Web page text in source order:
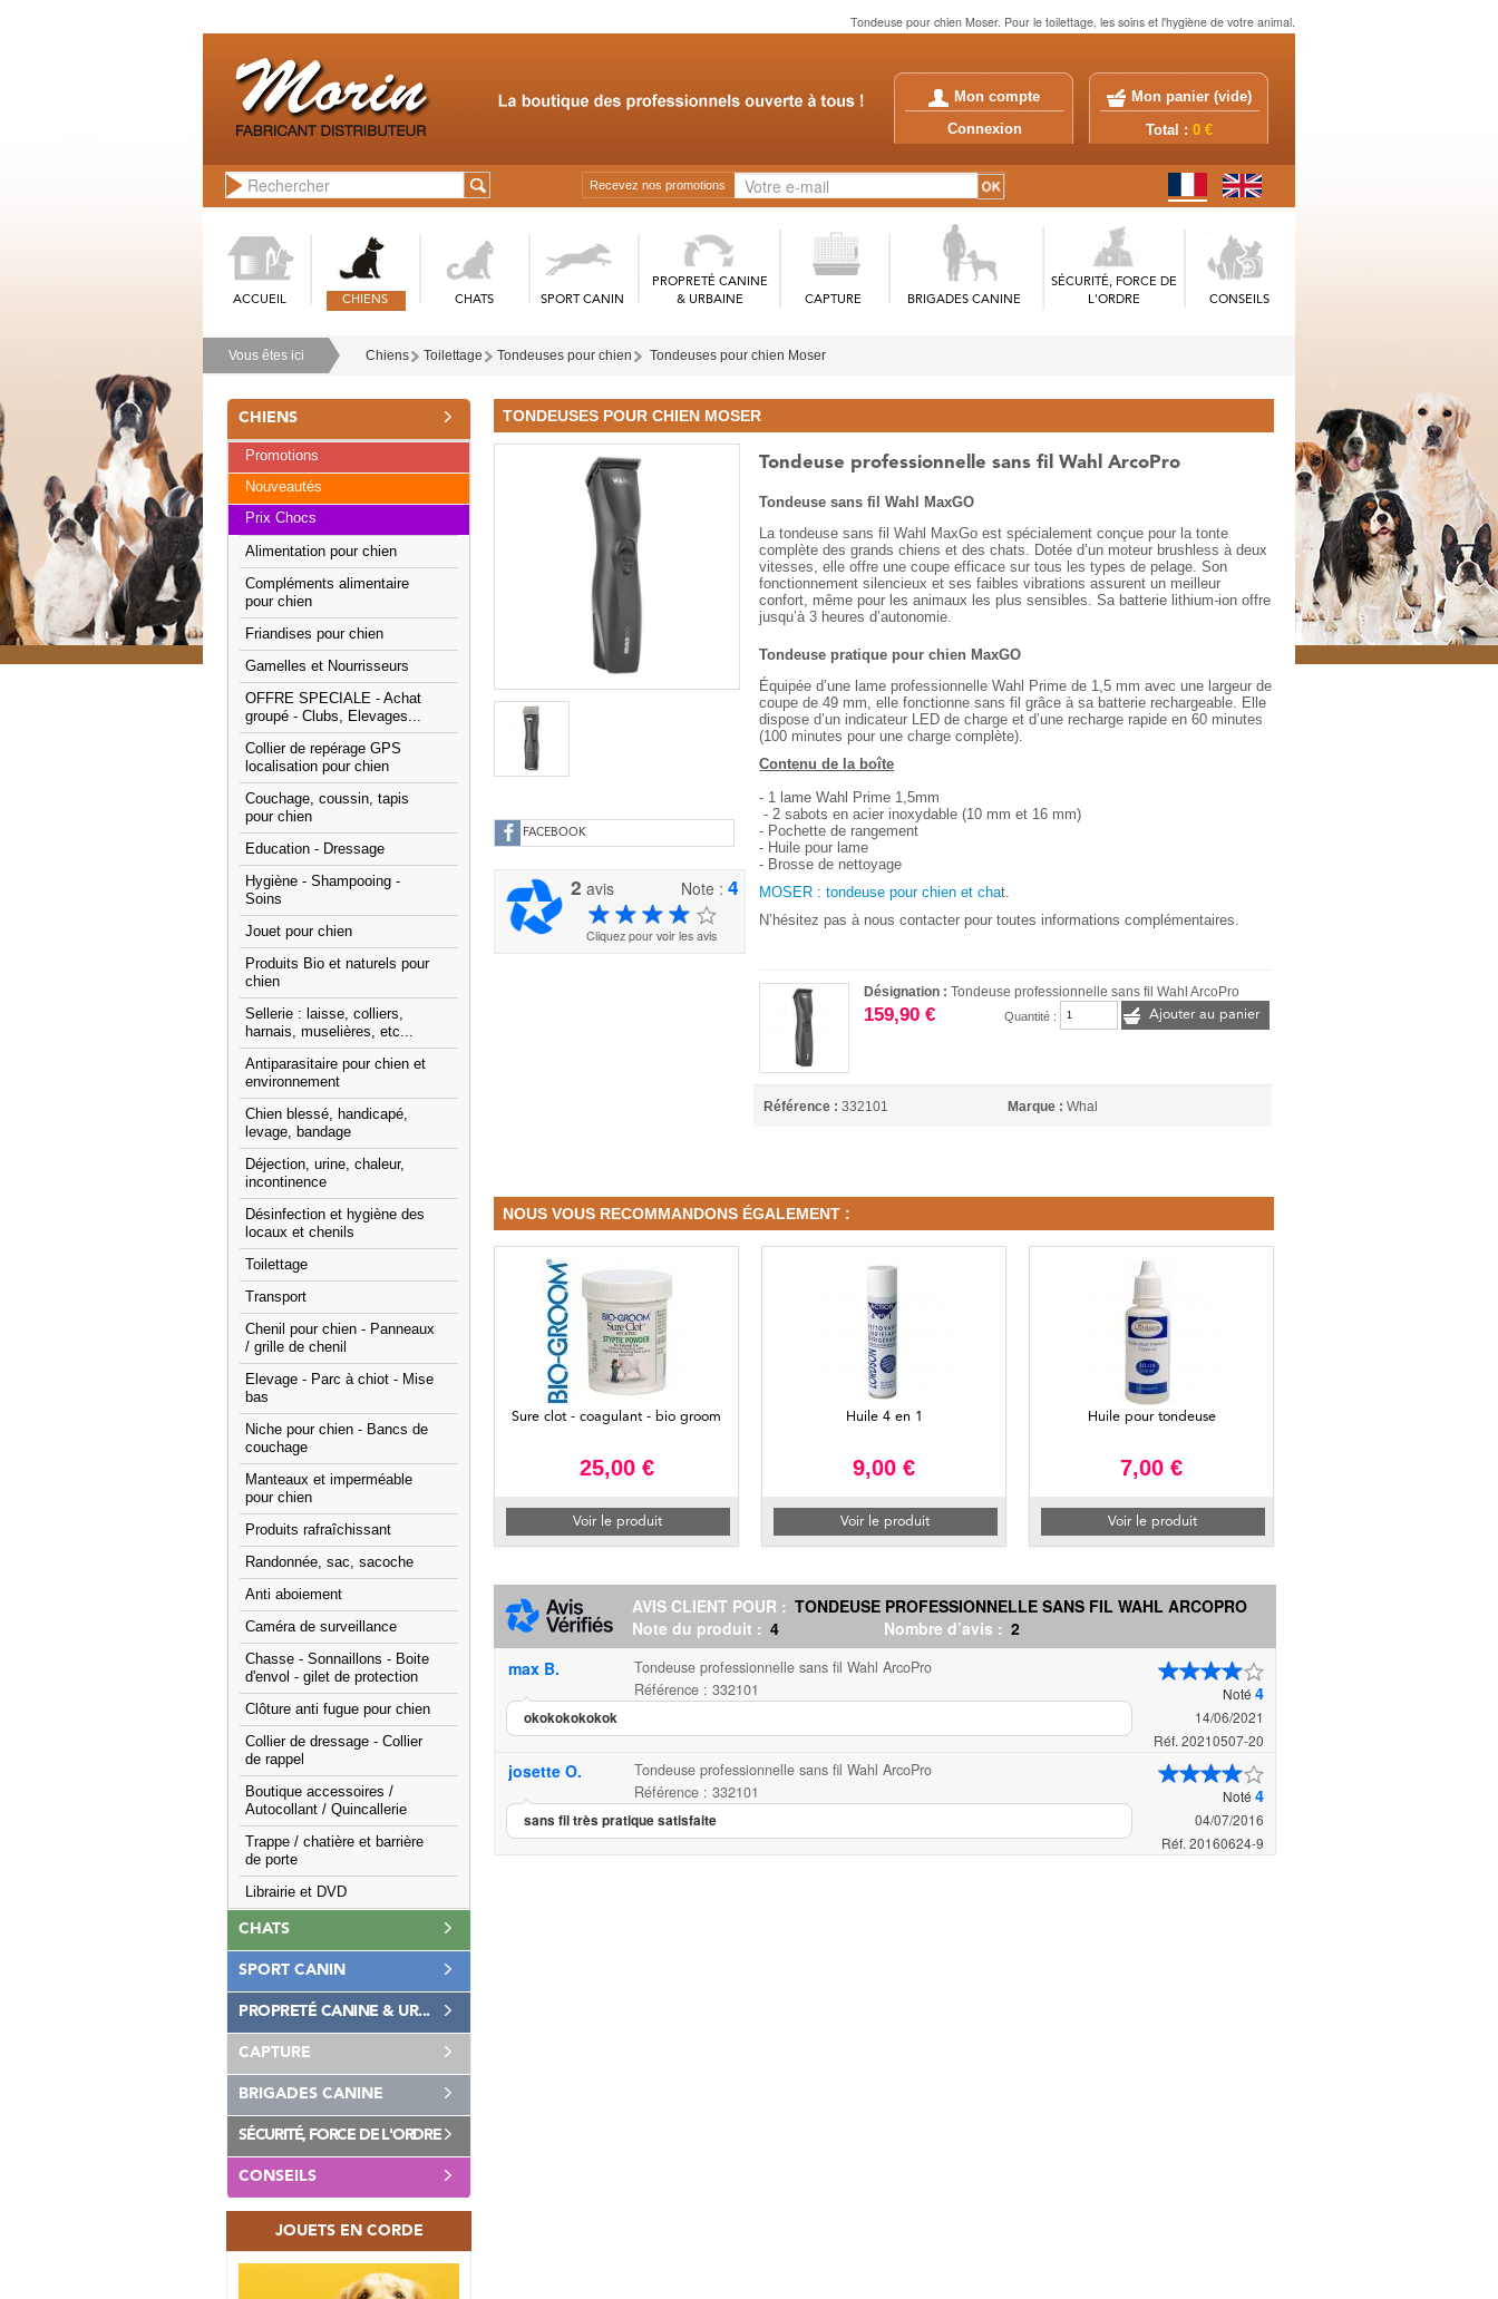
Tondeuse pour chien Moser. Pour le toilettage, les soins et l'hygiène de votre animal.
Mon compte
Connexion
Mon panier (vide)
Total : 0 €
Recevez nos promotions
ACCUEIL CHIENS CHATS SPORT CANIN
PROPRETÉ CANINE
& URBAINE
CAPTURE BRIGADES CANINE
SÉCURITÉ, FORCE DE
L'ORDRE
CONSEILS
Vous êtes ici Chiens Toilettage Tondeuses pour chien Tondeuses pour chien Moser
CHIENS
Promotions
Nouveautés
Prix Chocs
Alimentation pour chien
Compléments alimentaire
pour chien
Friandises pour chien
Gamelles et Nourrisseurs
OFFRE SPECIALE - Achat
groupé - Clubs, Elevages...
Collier de repérage GPS
localisation pour chien
Couchage, coussin, tapis
pour chien
Education - Dressage
Hygiène - Shampooing -
Soins
Jouet pour chien
Produits Bio et naturels pour
chien
Sellerie : laisse, colliers,
harnais, muselières, etc...
Antiparasitaire pour chien et
environnement
Chien blessé, handicapé,
levage, bandage
Déjection, urine, chaleur,
incontinence
Désinfection et hygiène des
locaux et chenils
Toilettage
Transport
Chenil pour chien - Panneaux
/ grille de chenil
Elevage - Parc à chiot - Mise
bas
Niche pour chien - Bancs de
couchage
Manteaux et imperméable
pour chien
Produits rafraîchissant
Randonnée, sac, sacoche
Anti aboiement
Caméra de surveillance
Chasse - Sonnaillons - Boite
d'envol - gilet de protection
Clôture anti fugue pour chien
Collier de dressage - Collier
de rappel
Boutique accessoires /
Autocollant / Quincallerie
Trappe / chatière et barrière
de porte
Librairie et DVD
CHATS
SPORT CANIN
PROPRETÉ CANINE & UR...
CAPTURE
BRIGADES CANINE
SÉCURITÉ, FORCE DE L'ORDRE
CONSEILS
JOUETS EN CORDE
TONDEUSES POUR CHIEN MOSER
FACEBOOK
2 avis Note :4
Cliquez pour voir les avis
Tondeuse professionnelle sans fil Wahl ArcoPro
Tondeuse sans fil Wahl MaxGO
La tondeuse sans fil Wahl MaxGo est spécialement conçue pour la tonte
complète des grands chiens et des chats. Dotée d’un moteur brushless à deux
vitesses, elle offre une coupe efficace sur tous les types de pelage. Son
fonctionnement silencieux et ses faibles vibrations assurent un meilleur
confort, même pour les animaux les plus sensibles. Sa batterie lithium-ion offre
jusqu’à 3 heures d’autonomie.
Tondeuse pratique pour chien MaxGO
Équipée d’une lame professionnelle Wahl Prime de 1,5 mm avec une largeur de
coupe de 49 mm, elle fonctionne sans fil grâce à sa batterie rechargeable. Elle
dispose d’un indicateur LED de charge et d’une recharge rapide en60 minutes
(100 minutes pour une charge complète).
Contenu de la boîte
- 1 lame Wahl Prime 1,5mm
- 2 sabots en acier inoxydable (10 mm et 16 mm)
- Pochette de rangement
- Huile pour lame
- Brosse de nettoyage
MOSER : tondeuse pour chien et chat.
N’hésitez pas à nous contacter pour toutes informations complémentaires.
Désignation :Tondeuse professionnelle sans fil Wahl ArcoPro
159,90 € Quantité : Ajouter au panier
Référence : 332101 Marque : Whal
NOUS VOUS RECOMMANDONS ÉGALEMENT :
Sure clot - coagulant - bio groom
25,00 €
Voir le produit
Huile 4 en 1
9,00 €
Voir le produit
Huile pour tondeuse
7,00 €
Voir le produit
AVIS CLIENT POUR : TONDEUSE PROFESSIONNELLE SANS FIL WAHL ARCOPRO
Note du produit : 4 Nombre d’avis : 2
Noté 4
14/06/2021
Réf. 20210507-20
max B.
Tondeuse professionnelle sans fil Wahl ArcoPro
Référence : 332101
okokokokokok
Noté 4
04/07/2016
Réf. 20160624-9
josette O.
Tondeuse professionnelle sans fil Wahl ArcoPro
Référence : 332101
sans fil très pratique satisfaite